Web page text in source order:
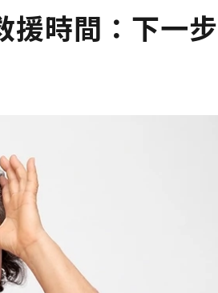
援時間：下一